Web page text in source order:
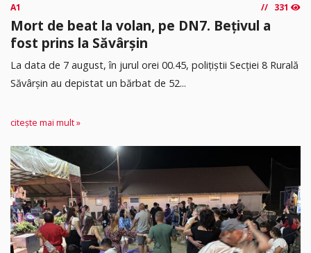
A1 331
Mort de beat la volan, pe DN7. Bețivul a
fost prins la Săvârșin
​La data de 7 august, în jurul orei 00.45, polițiștii Secției 8 Rurală
Săvârșin au depistat un bărbat de 52...
citește mai mult »